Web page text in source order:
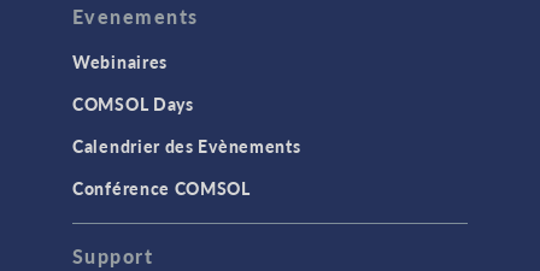
Evenements
Webinaires
COMSOL Days
Calendrier des Evènements
Conférence COMSOL
Support